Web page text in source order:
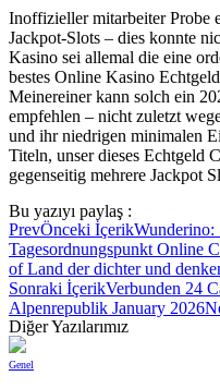
Inoffizieller mitarbeiter Probe
Jackpot-Slots – dies konnte
Kasino sei allemal die eine
bestes Online Kasino
Meinereiner kann solch ein
empfehlen – nicht zuletzt
und ihr niedrigen minimalen
Titeln, unser dieses Echtgeld
gegenseitig mehrere Jackpot
Bu yazıyı paylaş :
PrevÖnceki İçerikWunderino:
Tagesordnungspunkt Online
of Land der dichter und
Sonraki İçerikVerbunden 24
Alpenrepublik January 2026
Diğer Yazılarımız
Genel